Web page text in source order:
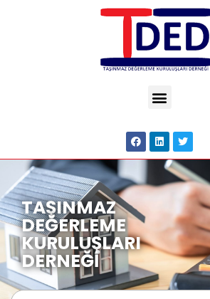
TAŞINMAZ
DEĞERLEME
KURULUŞLARI
DERNEĞİ